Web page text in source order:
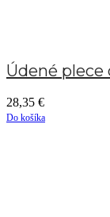
Údené plece
28,35 €
Do košíka